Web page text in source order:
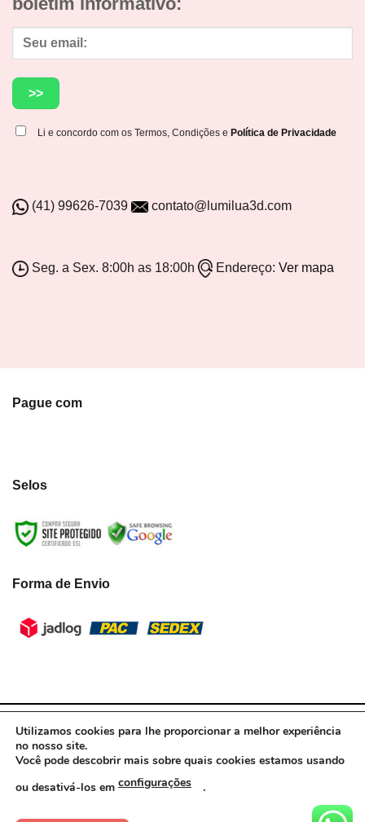
Li e concordo com os Termos, Condições e Política de Privacidade
(41) 99626-7039 contato@lumilua3d.com
Seg. a Sex. 8:00h as 18:00h Endereço: Ver mapa
Pague com
Selos
Forma de Envio
LumiLua3D - CNPJ:39.433.787/0001-10 © Todos os direitos reservados.
2021
Utilizamos cookies para lhe proporcionar a melhor experiência
no nosso site.
Você pode descobrir mais sobre quais cookies estamos usando
ou desativá-los em configurações .